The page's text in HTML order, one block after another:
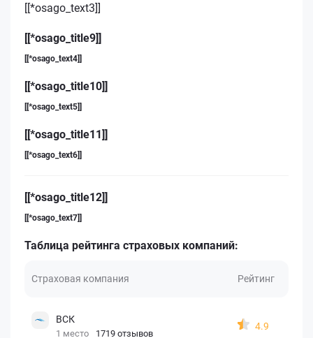
[[*osago_text3]]
[[*osago_title9]]
[[*osago_text4]]
[[*osago_title10]]
[[*osago_text5]]
[[*osago_title11]]
[[*osago_text6]]
[[*osago_title12]]
[[*osago_text7]]
Таблица рейтинга страховых компаний:
Страховая компания Рейтинг
ВСК
1 место 1719 отзывов
4.9